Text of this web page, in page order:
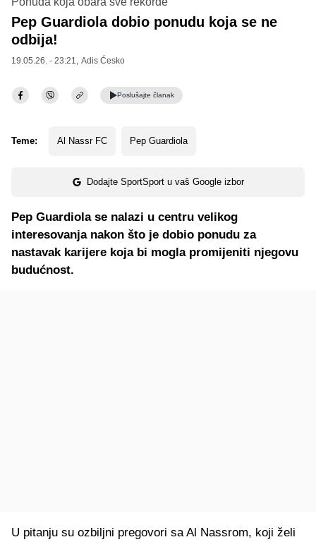
Pep Guardiola dobio ponudu koja se ne
odbija!
19.05.26. - 23:21, Adis Ćesko
Poslušajte članak
Teme: Al Nassr FC Pep Guardiola
Dodajte SportSport u vaš Google izbor
Pep Guardiola se nalazi u centru velikog
interesovanja nakon što je dobio ponudu za
nastavak karijere koja bi mogla promijeniti njegovu
budućnost.
U pitanju su ozbiljni pregovori sa Al Nassrom, koji želi